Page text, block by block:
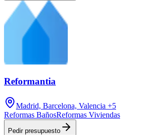
Reformantia
Madrid, Barcelona, Valencia +5
Reformas BañosReformas Viviendas
Pedir presupuesto